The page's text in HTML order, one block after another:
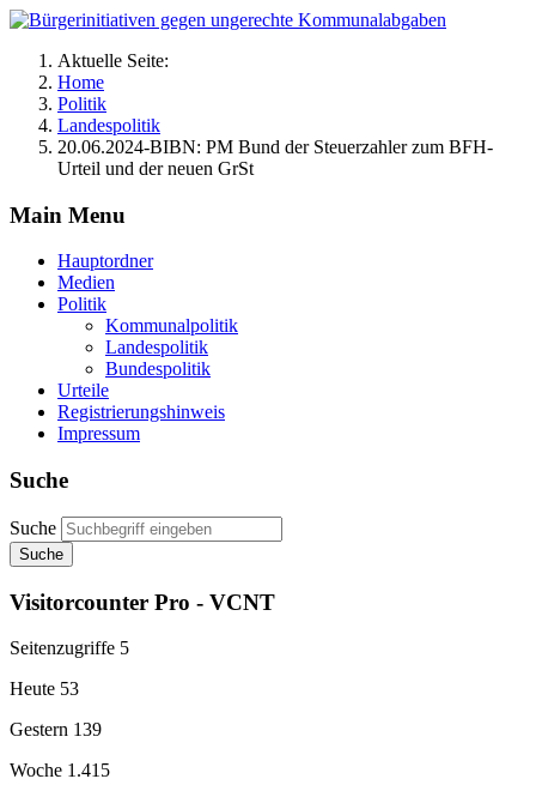
Aktuelle Seite:
Home
Politik
Landespolitik
20.06.2024-BIBN: PM Bund der Steuerzahler zum BFH-
Urteil und der neuen GrSt
Main Menu
Hauptordner
Medien
Politik
Kommunalpolitik
Landespolitik
Bundespolitik
Urteile
Registrierungshinweis
Impressum
Suche
Suche
Suche
Visitorcounter Pro - VCNT
Seitenzugriffe 5
Heute 53
Gestern 139
Woche 1.415